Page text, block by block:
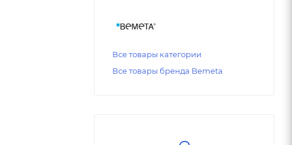
Все товары категории
Все товары бренда Bemeta